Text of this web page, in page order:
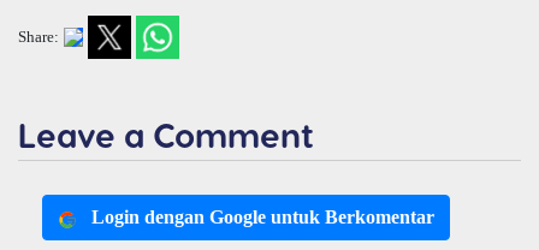
Share:
Leave a Comment
Login dengan Google untuk Berkomentar